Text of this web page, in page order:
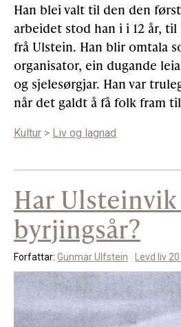
Han blei valt til den den
arbeidet stod han i i 12 år, til
frå Ulstein. Han blir omtala
organisator, ein dugande
og sjelesørgjar. Han var
når det galdt å få folk fram
Kultur > Liv og lagnad
Har
byrjingsår?
Forfattar: Gunmar Ulfstein Levd liv